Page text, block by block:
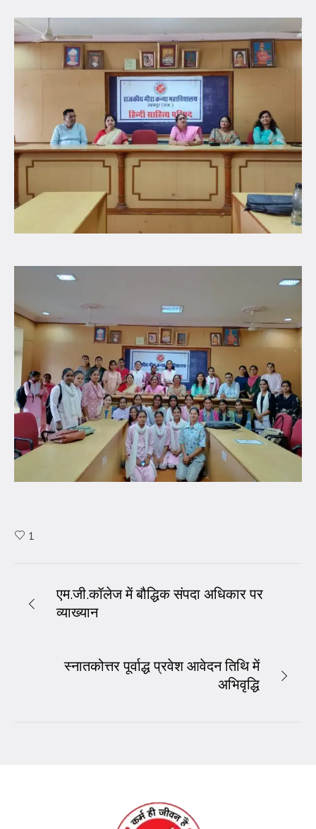
1
एम.जी.कॉलेज में बौद्धिक संपदा अधिकार पर
व्याख्यान
स्नातकोत्तर पूर्वाद्ध प्रवेश आवेदन तिथि में
अभिवृद्धि